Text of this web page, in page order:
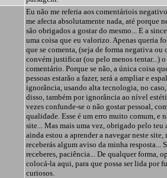
Eu não me referia aos comentáriois
me afecta absolutamente nada, até porque
são obrigados a gostar do mesmo... E a
uma coisa que eu valorizo. Apenas queria
que se comenta, (seja de forma negativa ou
convém justificar (ou pelo menos tentar...) o
comentário. Porque se não, a única coisa
pessoas estarão a fazer, será a ampliar e
ignorância, usando alta tecnologia, no
disso, também por ignorância ao nível
vezes confunde-se o não gostar pessoal,
qualidade. Esse é um erro muito comum, e
site... Mas mais uma vez, obrigado pelo teu
ainda estou a aprender a navegar neste site,
receberás algum aviso da minha resposta...
receberes, paciência... De qualquer forma,
colocá-la aqui, para que possa ser lida por
curiosos.